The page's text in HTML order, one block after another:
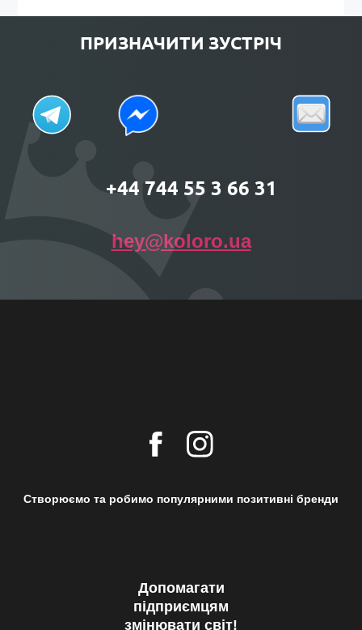
ПРИЗНАЧИТИ ЗУСТРІЧ
+44 744 55 3 66 31
hey@koloro.ua
Створюємо та робимо популярними позитивні бренди
Допомагати
підприємцям
змінювати світ!